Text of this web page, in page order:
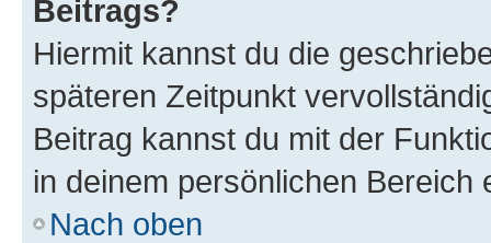
Beitrags?
Hiermit kannst du die
späteren Zeitpunkt
Beitrag kannst du mit der
in deinem persönlichen Bereich
Nach oben